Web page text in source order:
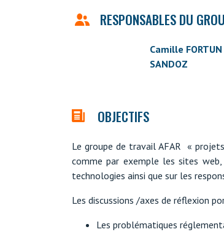
RESPONSABLES DU
Camille FORTUN
SANDOZ
OBJECTIFS
Le groupe de travail AFAR «
comme par exemple les sites
technologies ainsi que sur les
Les discussions /axes de réflexion
Les problématiques